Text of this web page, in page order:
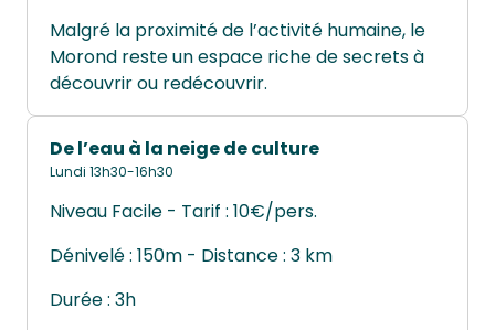
Malgré la proximité de l’activité humaine, le
Morond reste un espace riche de secrets à
découvrir ou redécouvrir.
De l’eau à la neige de culture
Lundi 13h30-16h30
Niveau Facile - Tarif : 10€/pers.
Dénivelé : 150m - Distance : 3 km
Durée : 3h